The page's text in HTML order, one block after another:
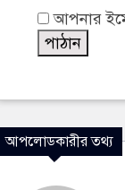
আপনার
আপলোডকারীর তথ্য